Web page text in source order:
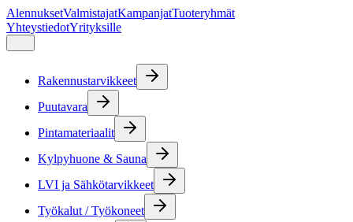
AlennuksetValmistajatKampanjatTuoteryhmät
YhteystiedotYrityksille
Rakennustarvikkeet
Puutavara
Pintamateriaalit
Kylpyhuone & Sauna
LVI ja Sähkötarvikkeet
Työkalut / Työkoneet